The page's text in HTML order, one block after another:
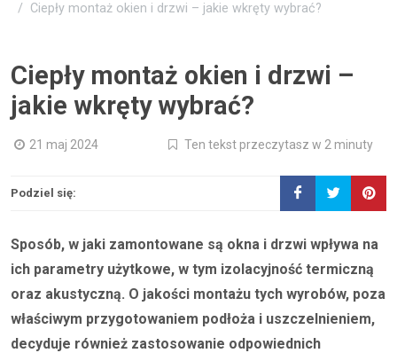
Ciepły montaż okien i drzwi – jakie wkręty wybrać?
Ciepły montaż okien i drzwi –
jakie wkręty wybrać?
21 maj 2024 Ten tekst przeczytasz w 2 minuty
Podziel się:
Sposób, w jaki zamontowane są okna i drzwi wpływa na
ich parametry użytkowe, w tym izolacyjność termiczną
oraz akustyczną. O jakości montażu tych wyrobów, poza
właściwym przygotowaniem podłoża i uszczelnieniem,
decyduje również zastosowanie odpowiednich